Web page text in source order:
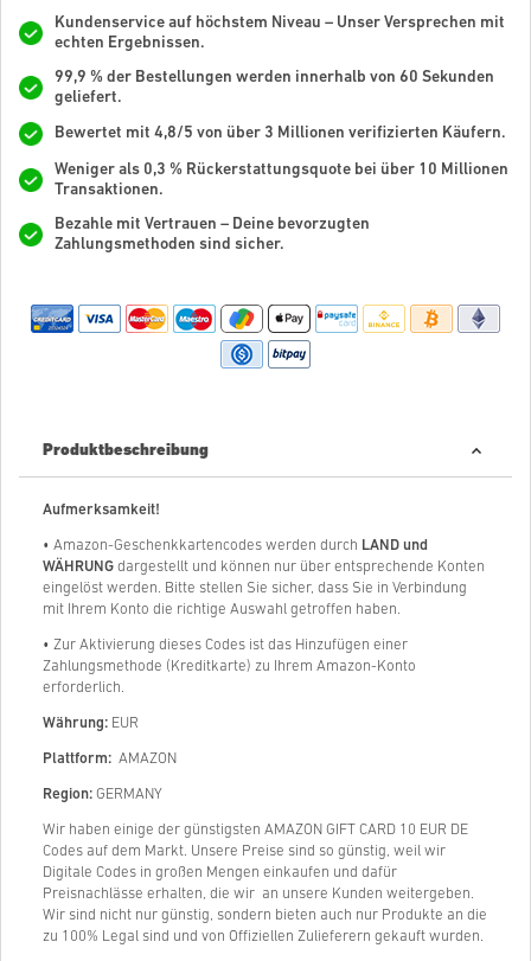
Kundenservice auf höchstem Niveau – Unser Versprechen mit
echten Ergebnissen.
99,9 % der Bestellungen werden innerhalb von 60 Sekunden
geliefert.
Bewertet mit 4,8/5 von über 3 Millionen verifizierten Käufern.
Weniger als 0,3 % Rückerstattungsquote bei über 10 Millionen
Transaktionen.
Bezahle mit Vertrauen – Deine bevorzugten
Zahlungsmethoden sind sicher.
Produktbeschreibung
Aufmerksamkeit!
• Amazon-Geschenkkartencodes werden durch LAND und
WÄHRUNG dargestellt und können nur über entsprechende Konten
eingelöst werden. Bitte stellen Sie sicher, dass Sie in Verbindung
mit Ihrem Konto die richtige Auswahl getroffen haben.
• Zur Aktivierung dieses Codes ist das Hinzufügen einer
Zahlungsmethode (Kreditkarte) zu Ihrem Amazon-Konto
erforderlich.
Währung: EUR
Plattform: AMAZON
Region: GERMANY
Wir haben einige der günstigsten AMAZON GIFT CARD 10 EUR DE
Codes auf dem Markt. Unsere Preise sind so günstig, weil wir
Digitale Codes in großen Mengen einkaufen und dafür
Preisnachlässe erhalten, die wir an unsere Kunden weitergeben.
Wir sind nicht nur günstig, sondern bieten auch nur Produkte an die
zu 100% Legal sind und von Offiziellen Zulieferern gekauft wurden.